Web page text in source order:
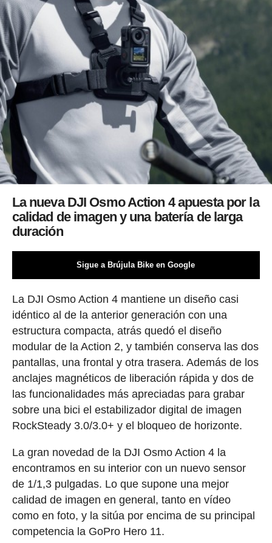
La nueva DJI Osmo Action 4 apuesta por la
calidad de imagen y una batería de larga
duración
Sigue a Brújula Bike en Google
La DJI Osmo Action 4 mantiene un diseño casi
idéntico al de la anterior generación con una
estructura compacta, atrás quedó el diseño
modular de la Action 2, y también conserva las dos
pantallas, una frontal y otra trasera. Además de los
anclajes magnéticos de liberación rápida y dos de
las funcionalidades más apreciadas para grabar
sobre una bici el estabilizador digital de imagen
RockSteady 3.0/3.0+ y el bloqueo de horizonte.
La gran novedad de la DJI Osmo Action 4 la
encontramos en su interior con un nuevo sensor
de 1/1,3 pulgadas. Lo que supone una mejor
calidad de imagen en general, tanto en vídeo
como en foto, y la sitúa por encima de su principal
competencia la GoPro Hero 11.